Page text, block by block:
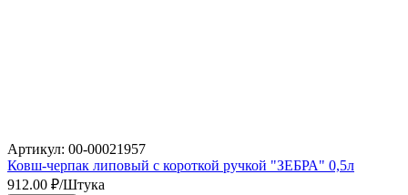
Артикул: 00-00021957
Ковш-черпак липовый с короткой ручкой "ЗЕБРА" 0,5л
912.00 ₽/Штука